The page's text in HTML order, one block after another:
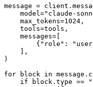
message =
model="claude-
    max_tokens=1024,
    tools=tools,
    messages=[
{"role":
    ],
)
for block in
if block.type ==